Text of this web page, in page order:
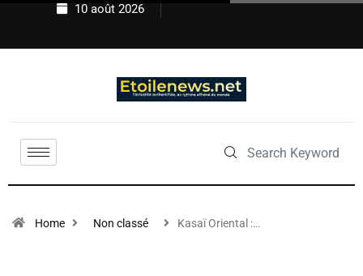
10 août 2026
Home Non classé Kasaï Oriental :…